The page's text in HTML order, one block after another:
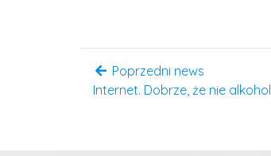
Poprzedni news
Internet. Dobrze, że nie alkohol